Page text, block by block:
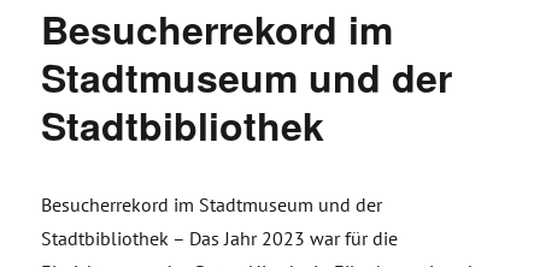
Besucherrekord im
Stadtmuseum und der
Stadtbibliothek
Besucherrekord im Stadtmuseum und der
Stadtbibliothek – Das Jahr 2023 war für die